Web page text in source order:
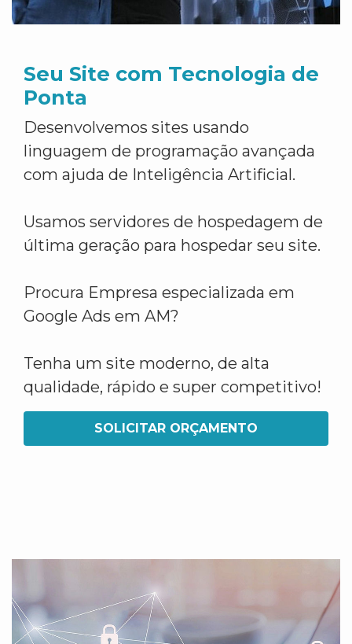
Seu Site com Tecnologia de
Ponta
Desenvolvemos sites usando
linguagem de programação avançada
com ajuda de Inteligência Artificial.
Usamos servidores de hospedagem de
última geração para hospedar seu site.
Procura Empresa especializada em
Google Ads em AM?
Tenha um site moderno, de alta
qualidade, rápido e super competitivo!
SOLICITAR ORÇAMENTO